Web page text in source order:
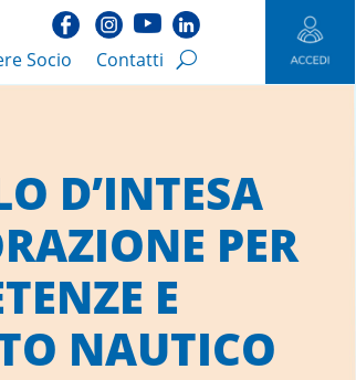
Socio Contatti
D’INTESA
PER
E
NAUTICO